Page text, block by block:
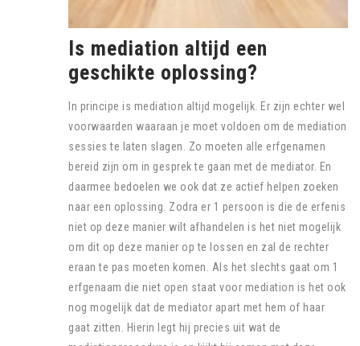
Is mediation altijd een
geschikte oplossing?
In principe is mediation altijd mogelijk. Er zijn echter wel
voorwaarden waaraan je moet voldoen om de mediation
sessies te laten slagen. Zo moeten alle erfgenamen
bereid zijn om in gesprek te gaan met de mediator. En
daarmee bedoelen we ook dat ze actief helpen zoeken
naar een oplossing. Zodra er 1 persoon is die de erfenis
niet op deze manier wilt afhandelen is het niet mogelijk
om dit op deze manier op te lossen en zal de rechter
eraan te pas moeten komen. Als het slechts gaat om 1
erfgenaam die niet open staat voor mediation is het ook
nog mogelijk dat de mediator apart met hem of haar
gaat zitten. Hierin legt hij precies uit wat de